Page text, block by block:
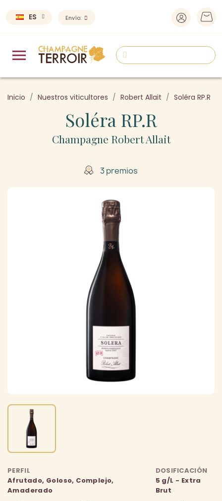
ES Envío:
Inicio Nuestros viticultores Robert Allait Soléra RP.R
Soléra RP.R
Champagne Robert Allait
3 premios
PERFIL
Afrutado, Goloso, Complejo,
Amaderado
DOSIFICACIÓN
5 g/L - Extra
Brut